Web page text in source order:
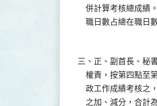
併計算考核總成
三、正、副首長、秘
權責，按第四點
政工作成績考核